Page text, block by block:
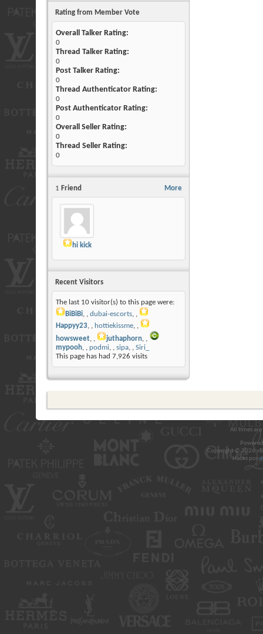
Rating from Member Vote
Overall Talker Rating:
0
Thread Talker Rating:
0
Post Talker Rating:
0
Thread Authenticator Rating:
0
Post Authenticator Rating:
0
Overall Seller Rating:
0
Thread Seller Rating:
0
More
1 Friend
hi kick
Recent Visitors
The last 10 visitor(s) to this page were:
BiBiBi, dubai-escorts,
Happyy23, hottiekissme,
howsweet, juthaphorn,
mypooh, podmi, sipa,
Siri_
This page has had 7,926 visits
All times
Copyright © 2026
Hacks por